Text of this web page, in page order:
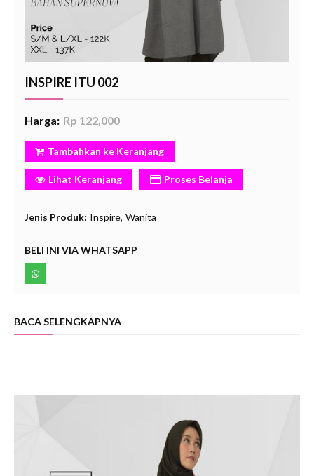
INSPIRE ITU 002
Harga: Rp 122,000
Tambahkan ke Keranjang
Lihat Keranjang Proses Belanja
Jenis Produk: Inspire Wanita
BELI INI VIA WHATSAPP
BACA SELENGKAPNYA